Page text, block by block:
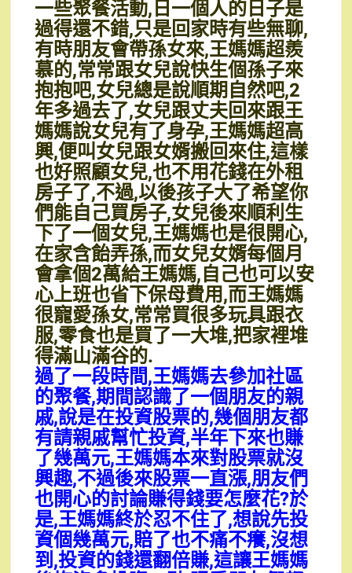
一些聚餐活動,日一個人的日子是
過得還不錯,只是回家時有些無聊,
有時朋友會帶孫女來,王媽媽超羨
慕的,常常跟女兒說快生個孫子來
抱抱吧,女兒總是說順期自然吧,2
年多過去了,女兒跟丈夫回來跟王
媽媽說女兒有了身孕,王媽媽超高
興,便叫女兒跟女婿搬回來住,這樣
也好照顧女兒,也不用花錢在外租
房子了,不過,以後孩子大了希望你
們能自己買房子,女兒後來順利生
下了一個女兒,王媽媽也是很開心,
在家含飴弄孫,而女兒女婿每個月
會拿個2萬給王媽媽,自己也可以安
心上班也省下保母費用,而王媽媽
很寵愛孫女,常常買很多玩具跟衣
服,零食也是買了一大堆,把家裡堆
得滿山滿谷的.
過了一段時間,王媽媽去參加社區
的聚餐,期間認識了一個朋友的親
戚,說是在投資股票的,幾個朋友都
有請親戚幫忙投資,半年下來也賺
了幾萬元,王媽媽本來對股票就沒
興趣,不過後來股票一直漲,朋友們
也開心的討論賺得錢要怎麼花?於
是,王媽媽終於忍不住了,想說先投
資個幾萬元,賠了也不痛不癢,沒想
到,投資的錢還翻倍賺,這讓王媽媽